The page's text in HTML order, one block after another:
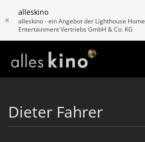
alleskino
alleskino - ein Angebot der Lighthouse Home
Entertainment Vertriebs GmbH & Co. KG
Dieter Fahrer